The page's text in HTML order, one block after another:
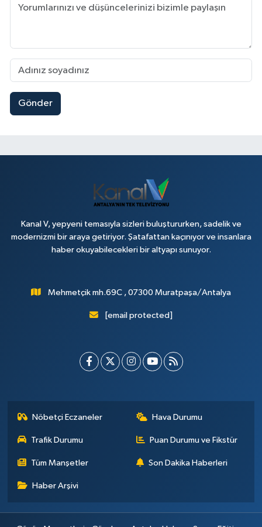
Gönder
Kanal V, yepyeni temasıyla sizleri buluştururken, sadelik ve
modernizmi bir araya getiriyor. Şatafattan kaçınıyor ve insanlara
haber okuyabilecekleri bir altyapı sunuyor.
Mehmetçik mh.69C , 07300 Muratpaşa/Antalya
[email protected]
Nöbetçi Eczaneler Hava Durumu
Trafik Durumu Puan Durumu ve Fikstür
Tüm Manşetler Son Dakika Haberleri
Haber Arşivi